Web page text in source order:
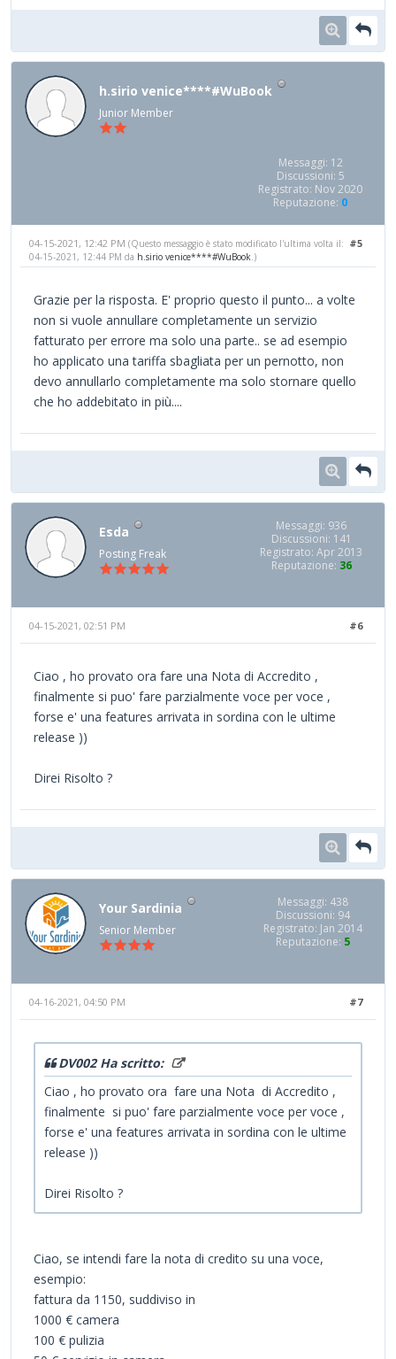
h.sirio venice****#WuBook
Junior Member
Messaggi: 12
Discussioni: 5
Registrato: Nov 2020
Reputazione: 0
#5
04-15-2021, 12:42 PM (Questo messaggio è stato modificato l'ultima volta il:
04-15-2021, 12:44 PM da h.sirio venice****#WuBook.)
Grazie per la risposta. E' proprio questo il punto... a volte
non si vuole annullare completamente un servizio
fatturato per errore ma solo una parte.. se ad esempio
ho applicato una tariffa sbagliata per un pernotto, non
devo annullarlo completamente ma solo stornare quello
che ho addebitato in più....
Esda
Posting Freak
Messaggi: 936
Discussioni: 141
Registrato: Apr 2013
Reputazione: 36
#6
04-15-2021, 02:51 PM
Ciao , ho provato ora fare una Nota di Accredito ,
finalmente si puo' fare parzialmente voce per voce ,
forse e' una features arrivata in sordina con le ultime
release ))
Direi Risolto ?
Your Sardinia
Senior Member
Messaggi: 438
Discussioni: 94
Registrato: Jan 2014
Reputazione: 5
#7
04-16-2021, 04:50 PM
DV002 Ha scritto:
Ciao , ho provato ora fare una Nota di Accredito ,
finalmente si puo' fare parzialmente voce per voce ,
forse e' una features arrivata in sordina con le ultime
release ))
Direi Risolto ?
Ciao, se intendi fare la nota di credito su una voce,
esempio:
fattura da 1150, suddiviso in
1000 € camera
100 € pulizia